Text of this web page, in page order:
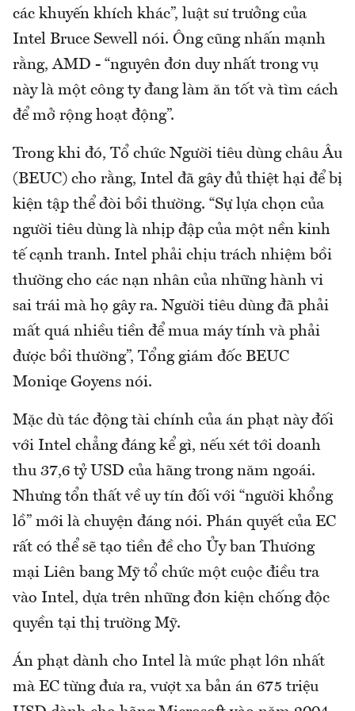
các khuyến khích khác”, luật sư trưởng của
Intel Bruce Sewell nói. Ông cũng nhấn mạnh
rằng, AMD - “nguyên đơn duy nhất trong vụ
này là một công ty đang làm ăn tốt và tìm cách
để mở rộng hoạt động”.
Trong khi đó, Tổ chức Người tiêu dùng châu Âu
(BEUC) cho rằng, Intel đã gây đủ thiệt hại để bị
kiện tập thể đòi bồi thường. “Sự lựa chọn của
người tiêu dùng là nhịp đập của một nền kinh
tế cạnh tranh. Intel phải chịu trách nhiệm bồi
thường cho các nạn nhân của những hành vi
sai trái mà họ gây ra. Người tiêu dùng đã phải
mất quá nhiều tiền để mua máy tính và phải
được bồi thường”, Tổng giám đốc BEUC
Moniqe Goyens nói.
Mặc dù tác động tài chính của án phạt này đối
với Intel chẳng đáng kể gì, nếu xét tới doanh
thu 37,6 tỷ USD của hãng trong năm ngoái.
Nhưng tổn thất về uy tín đối với “người khổng
lồ” mới là chuyện đáng nói. Phán quyết của EC
rất có thể sẽ tạo tiền đề cho Ủy ban Thương
mại Liên bang Mỹ tổ chức một cuộc điều tra
vào Intel, dựa trên những đơn kiện chống độc
quyền tại thị trường Mỹ.
Án phạt dành cho Intel là mức phạt lớn nhất
mà EC từng đưa ra, vượt xa bản án 675 triệu